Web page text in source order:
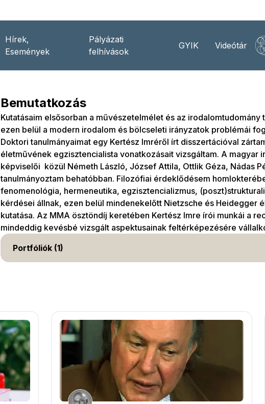
Hírek,
Események
Pályázati
felhívások
GYIK Videótár
Bemutatkozás
Kutatásaim elsősorban a művészetelmélet és az irodalomtudomány
ezen belül a modern irodalom és bölcseleti irányzatok problémái
Doktori tanulmányaimat egy Kertész Imréről írt disszertációval
életművének egzisztencialista vonatkozásait vizsgáltam. A magyar
képviselői közül Németh László, József Attila, Ottlik Géza, Nádas
tanulmányoztam behatóbban. Filozófiai érdeklődésem
fenomenológia, hermeneutika, egzisztencializmus,
kérdései állnak, ezen belül mindenekelőtt Nietzsche és Heidegger
kutatása. Az MMA ösztöndíj keretében Kertész Imre írói munkái a
mindeddig kevésbé vizsgált aspektusainak feltérképezésére
Portfóliók (1)